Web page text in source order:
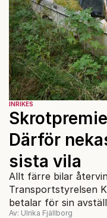
INRIKES
Därför
sista vila
Allt färre bilar
Transportstyrelsen
betalar för sin
Av: Ulrika Fjällborg